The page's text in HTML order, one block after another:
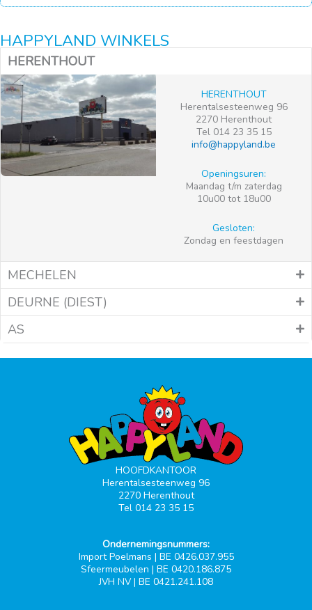
HAPPYLAND WINKELS
HERENTHOUT
HERENTHOUT
Herentalsesteenweg 96
2270 Herenthout
Tel 014 23 35 15
info@happyland.be
Openingsuren:
Maandag t/m zaterdag
10u00 tot 18u00
Gesloten:
Zondag en feestdagen
MECHELEN
DEURNE (DIEST)
AS
HOOFDKANTOOR
Herentalsesteenweg 96
2270 Herenthout
Tel 014 23 35 15
Ondernemingsnummers:
Import Poelmans | BE 0426.037.955
Sfeermeubelen | BE 0420.186.875
JVH NV | BE 0421.241.108